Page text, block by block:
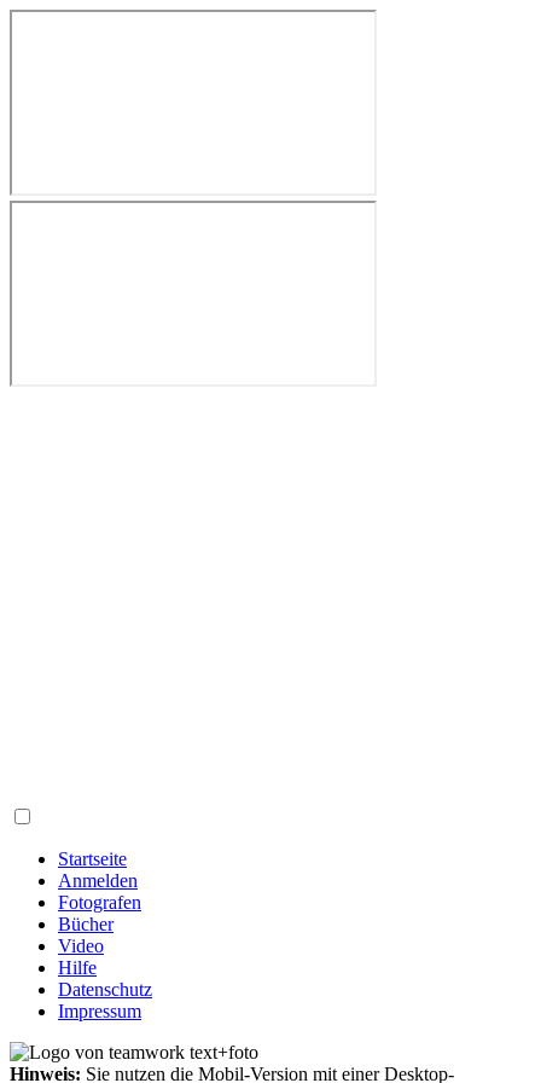
Startseite
Anmelden
Fotografen
Bücher
Video
Hilfe
Datenschutz
Impressum
Hinweis: Sie nutzen die Mobil-Version mit einer Desktop-